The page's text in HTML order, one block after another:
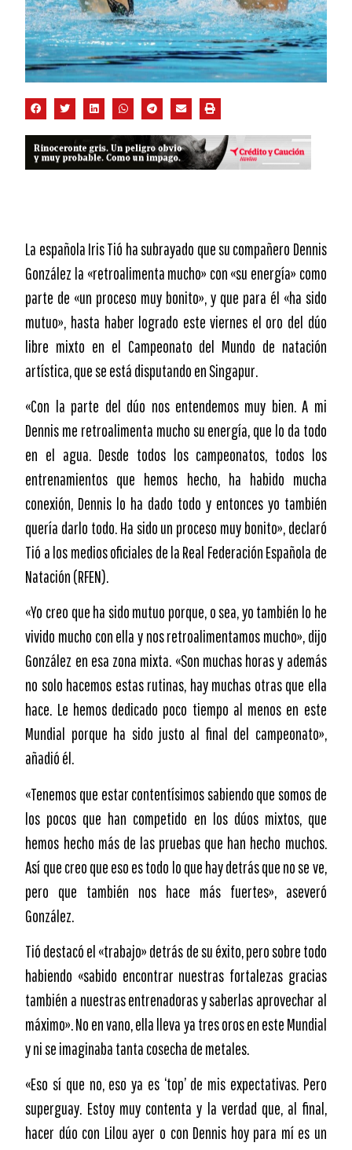
La española Iris Tió ha subrayado que su compañero Dennis
González la «retroalimenta mucho» con «su energía» como
parte de «un proceso muy bonito», y que para él «ha sido
mutuo», hasta haber logrado este viernes el oro del dúo
libre mixto en el Campeonato del Mundo de natación
artística, que se está disputando en Singapur.
«Con la parte del dúo nos entendemos muy bien. A mi
Dennis me retroalimenta mucho su energía, que lo da todo
en el agua. Desde todos los campeonatos, todos los
entrenamientos que hemos hecho, ha habido mucha
conexión, Dennis lo ha dado todo y entonces yo también
quería darlo todo. Ha sido un proceso muy bonito», declaró
Tió a los medios oficiales de la Real Federación Española de
Natación (RFEN).
«Yo creo que ha sido mutuo porque, o sea, yo también lo he
vivido mucho con ella y nos retroalimentamos mucho», dijo
González en esa zona mixta. «Son muchas horas y además
no solo hacemos estas rutinas, hay muchas otras que ella
hace. Le hemos dedicado poco tiempo al menos en este
Mundial porque ha sido justo al final del campeonato»,
añadió él.
«Tenemos que estar contentísimos sabiendo que somos de
los pocos que han competido en los dúos mixtos, que
hemos hecho más de las pruebas que han hecho muchos.
Así que creo que eso es todo lo que hay detrás que no se ve,
pero que también nos hace más fuertes», aseveró
González.
Tió destacó el «trabajo» detrás de su éxito, pero sobre todo
habiendo «sabido encontrar nuestras fortalezas gracias
también a nuestras entrenadoras y saberlas aprovechar al
máximo». No en vano, ella lleva ya tres oros en este Mundial
y ni se imaginaba tanta cosecha de metales.
«Eso sí que no, eso ya es ‘top’ de mis expectativas. Pero
superguay. Estoy muy contenta y la verdad que, al final,
hacer dúo con Lilou ayer o con Dennis hoy para mí es un